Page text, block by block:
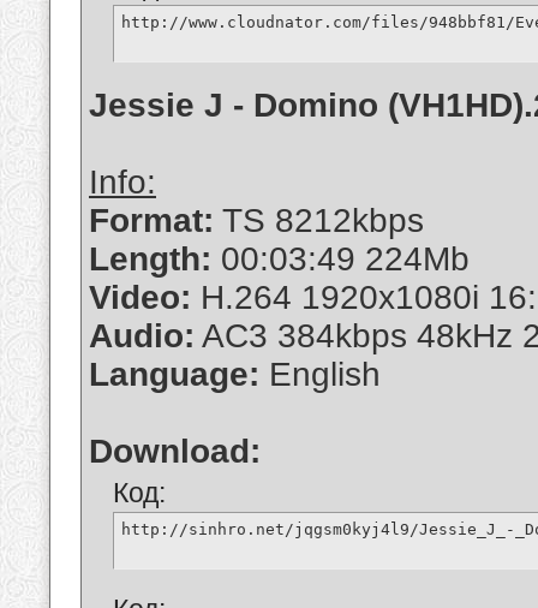
http://www.cloudnator.com/files/948bbf81/
Jessie J - Domino
Info:
Format: TS 8212kbps
Length: 00:03:49 224Mb
Video: H.264 1920x1080i
Audio: AC3 384kbps 48kHz
Language: English
Download:
Код:
http://sinhro.net/jqgsm0kyj4l9/Jessie_J_-